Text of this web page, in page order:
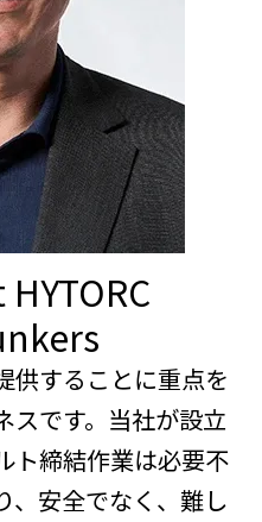
供することに重点を
スです。当社が設立
ト締結作業は必要不
、安全でなく、難し